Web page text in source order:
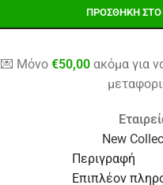
ΠΡΟΣΘΉΚΗ ΣΤΟ
💌 Μόνο €50,00ακόμα για
New
Περιγραφή
Επιπλέον